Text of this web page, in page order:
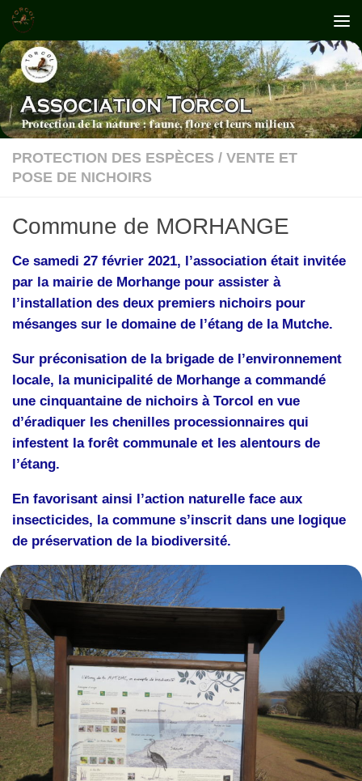
Skip to content
PROTECTION DES ESPÈCES / VENTE ET
POSE DE NICHOIRS
Commune de MORHANGE
Ce samedi 27 février 2021, l’association était invitée
par la mairie de Morhange pour assister à
l’installation des deux premiers nichoirs pour
mésanges sur le domaine de l’étang de la Mutche.
Sur préconisation de la brigade de l’environnement
locale, la municipalité de Morhange a commandé
une cinquantaine de nichoirs à Torcol en vue
d’éradiquer les chenilles processionnaires qui
infestent la forêt communale et les alentours de
l’étang.
En favorisant ainsi l’action naturelle face aux
insecticides, la commune s’inscrit dans une logique
de préservation de la biodiversité.